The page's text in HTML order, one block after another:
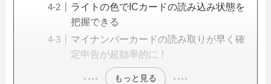
ライトの色でICカードの読み込み状態を
把握できる
マイナンバーカードの読み取りが早く確
定申告が超効率的に！
もっと見る